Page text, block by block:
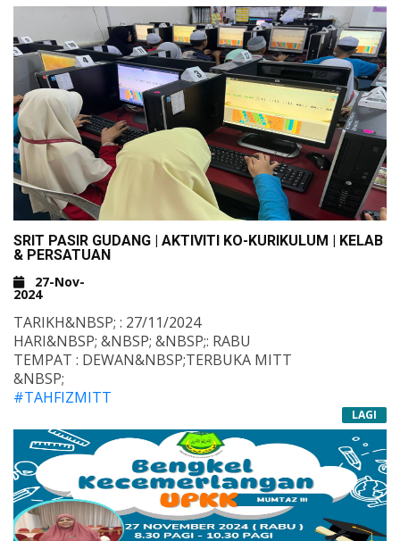
SRIT PASIR GUDANG | AKTIVITI KO-KURIKULUM | KELAB
& PERSATUAN
27-Nov-
2024
TARIKH&NBSP; : 27/11/2024
HARI&NBSP; &NBSP; &NBSP;: RABU
TEMPAT : DEWAN&NBSP;TERBUKA MITT
&NBSP;
#TAHFIZMITT
#TAHFIZALQURAN
LAGI